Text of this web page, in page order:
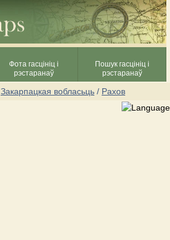
Фота гасцініц і
рэстаранаў
Пошук гасцініц і
рэстаранаў
Закарпацкая вобласьць / Рахов